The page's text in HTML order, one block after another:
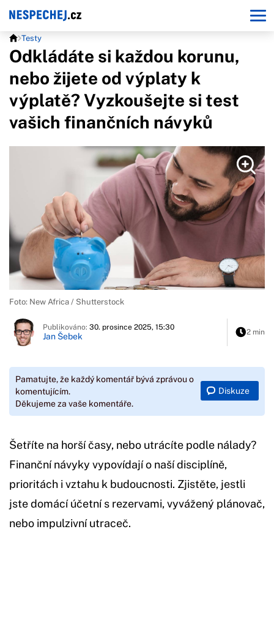
Testy
Odkládáte si každou korunu,
nebo žijete od výplaty k
výplatě? Vyzkoušejte si test
vašich finančních návyků
Foto: New Africa / Shutterstock
Publikováno: 30. prosince 2025, 15:30
Jan Šebek 2 min
Pamatujte, že každý komentář bývá zprávou o
komentujícím.
Děkujeme za vaše komentáře.
Diskuze
Šetříte na horší časy, nebo utrácíte podle nálady?
Finanční návyky vypovídají o naší disciplíně,
prioritách i vztahu k budoucnosti. Zjistěte, jestli
jste domácí účetní s rezervami, vyvážený plánovač,
nebo impulzivní utraceč.